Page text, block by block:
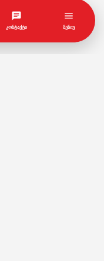
ᲙᲝᲜᲢᲐᲥᲢᲘ ᲛᲔᲜᲘᲣ